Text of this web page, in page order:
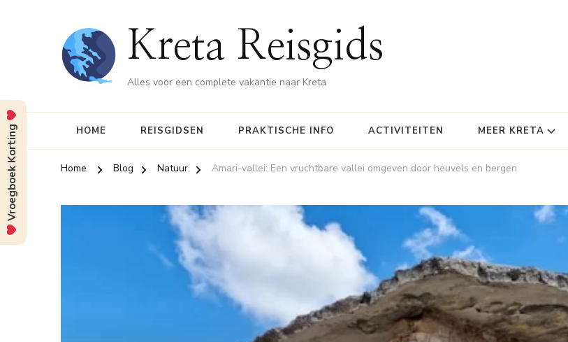
Kreta Reisgids
Alles voor een complete vakantie naar Kreta
HOME REISGIDSEN PRAKTISCHE INFO ACTIVITEITEN MEER KRETA
Home Blog Natuur Amari-vallei: Een vruchtbare vallei omgeven door heuvels en bergen
Vroegboek Korting